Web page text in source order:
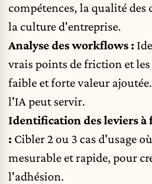
compétences, la qualité des
la culture d'entreprise.
Analyse des workflows :
vrais points de friction et les
faible et forte valeur
l'IA peut servir.
Identification des leviers à
: Cibler 2 ou 3 cas d'usage
mesurable et rapide, pour
l'adhésion.